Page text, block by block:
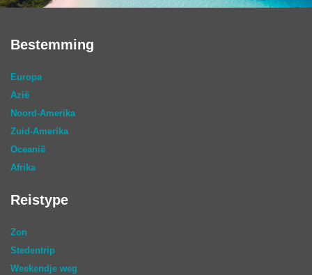
Bestemming
Europa
Azië
Noord-Amerika
Zuid-Amerika
Oceanië
Afrika
Reistype
Zon
Stedentrip
Weekendje weg